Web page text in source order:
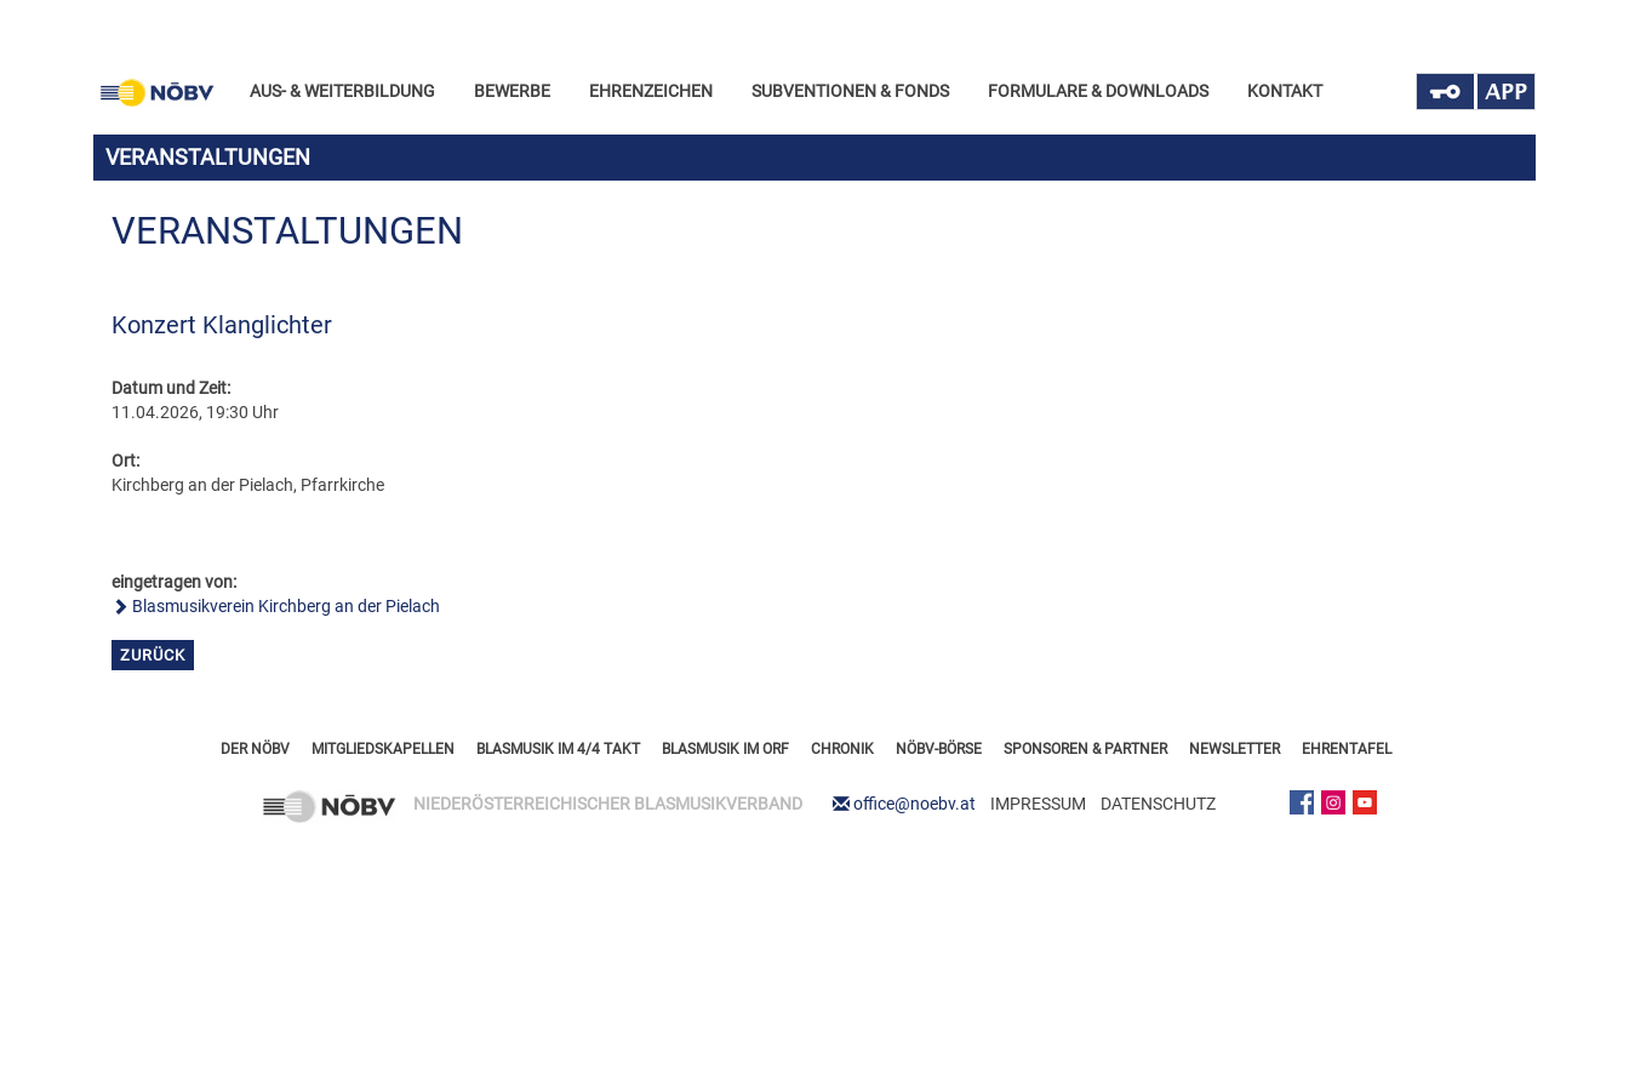
AUS- & WEITERBILDUNG BEWERBE EHRENZEICHEN SUBVENTIONEN & FONDS FORMULARE & DOWNLOADS KONTAKT
VERANSTALTUNGEN
VERANSTALTUNGEN
Konzert Klanglichter
Datum und Zeit:
11.04.2026, 19:30 Uhr
Ort:
Kirchberg an der Pielach, Pfarrkirche
eingetragen von:
Blasmusikverein Kirchberg an der Pielach
ZURÜCK
DER NÖBV MITGLIEDSKAPELLEN BLASMUSIK IM 4/4 TAKT BLASMUSIK IM ORF CHRONIK NÖBV-BÖRSE SPONSOREN & PARTNER NEWSLETTER EHRENTAFEL
NIEDERÖSTERREICHISCHER BLASMUSIKVERBAND office@noebv.at IMPRESSUM DATENSCHUTZ